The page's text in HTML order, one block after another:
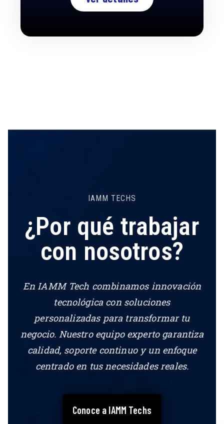
IAMM TECHS
¿Por qué trabajar
con nosotros?
En IAMM Tech combinamos innovación
tecnológica con soluciones
personalizadas para transformar tu
negocio. Nuestro equipo experto garantiza
calidad, soporte continuo y un enfoque
centrado en tus necesidades reales.
Conoce a IAMM Techs